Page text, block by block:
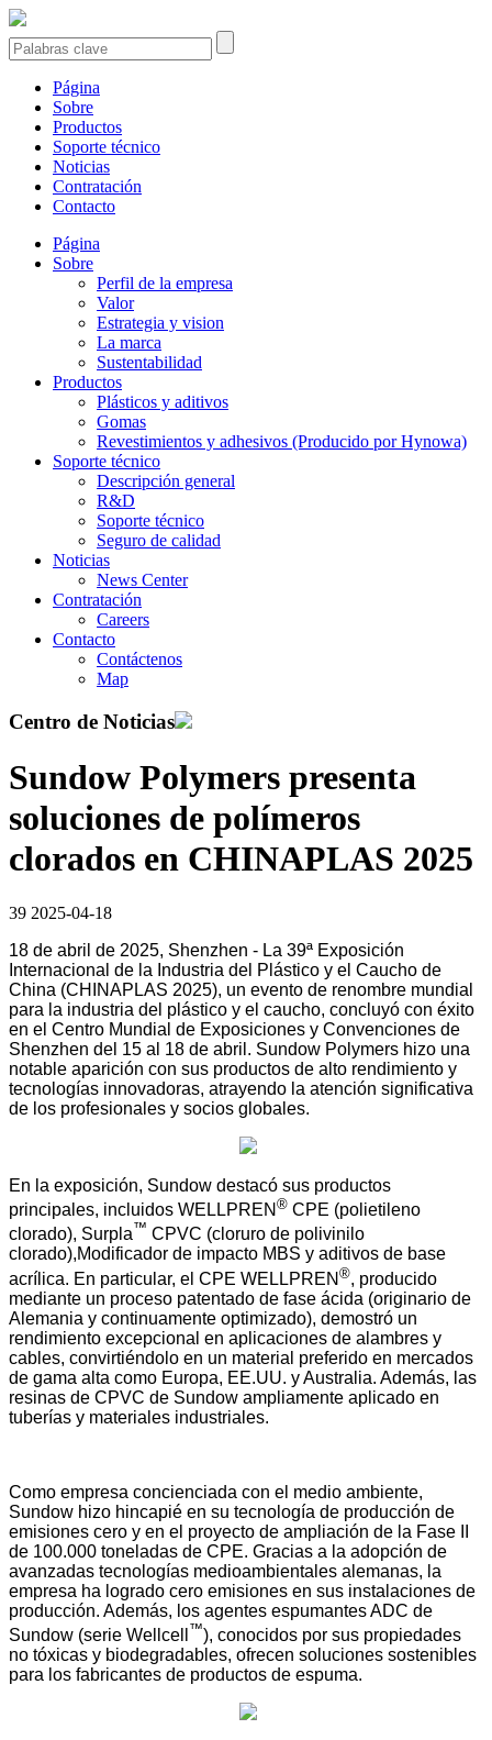
Página
Sobre
Productos
Soporte técnico
Noticias
Contratación
Contacto
Página
Sobre
Perfil de la empresa
Valor
Estrategia y vision
La marca
Sustentabilidad
Productos
Plásticos y aditivos
Gomas
Revestimientos y adhesivos (Producido por Hynowa)
Soporte técnico
Descripción general
R&D
Soporte técnico
Seguro de calidad
Noticias
News Center
Contratación
Careers
Contacto
Contáctenos
Map
Centro de Noticias
Sundow Polymers presenta
soluciones de polímeros
clorados en CHINAPLAS 2025
39 2025-04-18
18 de abril de 2025, Shenzhen - La 39ª Exposición
Internacional de la Industria del Plástico y el Caucho de
China (CHINAPLAS 2025), un evento de renombre mundial
para la industria del plástico y el caucho, concluyó con éxito
en el Centro Mundial de Exposiciones y Convenciones de
Shenzhen del 15 al 18 de abril. Sundow Polymers hizo una
notable aparición con sus productos de alto rendimiento y
tecnologías innovadoras, atrayendo la atención significativa
de los profesionales y socios globales.
En la exposición, Sundow destacó sus productos
principales, incluidos WELLPREN ® CPE (polietileno
clorado), Surpla™ CPVC (cloruro de polivinilo
clorado),Modificador de impacto MBS y aditivos de base
acrílica. En particular, el CPE WELLPREN ®, producido
mediante un proceso patentado de fase ácida (originario de
Alemania y continuamente optimizado), demostró un
rendimiento excepcional en aplicaciones de alambres y
cables, convirtiéndolo en un material preferido en mercados
de gama alta como Europa, EE.UU. y Australia. Además, las
resinas de CPVC de Sundow ampliamente aplicado en
tuberías y materiales industriales.
Como empresa concienciada con el medio ambiente,
Sundow hizo hincapié en su tecnología de producción de
emisiones cero y en el proyecto de ampliación de la Fase II
de 100.000 toneladas de CPE. Gracias a la adopción de
avanzadas tecnologías medioambientales alemanas, la
empresa ha logrado cero emisiones en sus instalaciones de
producción. Además, los agentes espumantes ADC de
Sundow (serie Wellcell ™), conocidos por sus propiedades
no tóxicas y biodegradables, ofrecen soluciones sostenibles
para los fabricantes de productos de espuma.